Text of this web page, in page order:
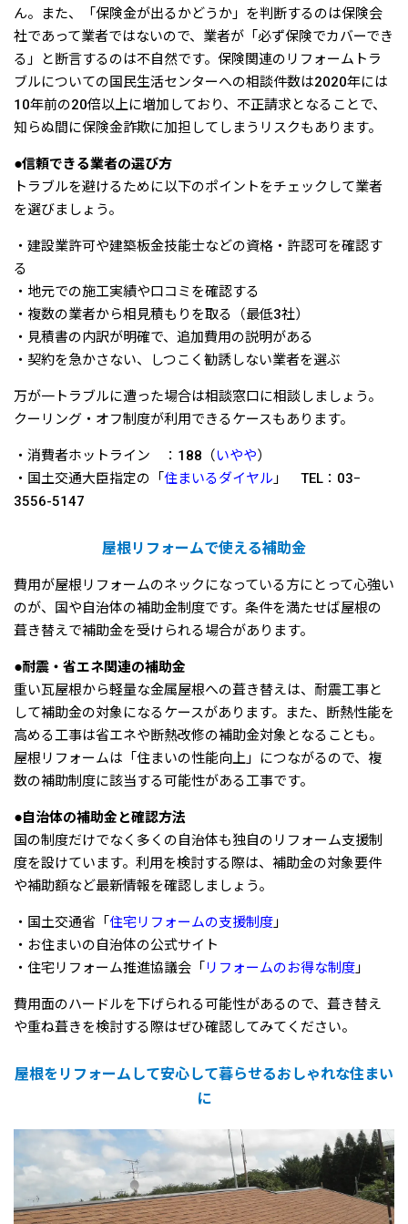
ん。また、「保険金が出るかどうか」を判断するのは保険会
社であって業者ではないので、業者が「必ず保険でカバーでき
る」と断言するのは不自然です。保険関連のリフォームトラ
ブルについての国民生活センターへの相談件数は2020年には
10年前の20倍以上に増加しており、不正請求となることで、
知らぬ間に保険金詐欺に加担してしまうリスクもあります。
●信頼できる業者の選び方
トラブルを避けるために以下のポイントをチェックして業者
を選びましょう。
・建設業許可や建築板金技能士などの資格・許認可を確認す
る
・地元での施工実績や口コミを確認する
・複数の業者から相見積もりを取る（最低3社）
・見積書の内訳が明確で、追加費用の説明がある
・契約を急かさない、しつこく勧誘しない業者を選ぶ
万が一トラブルに遭った場合は相談窓口に相談しましょう。
クーリング・オフ制度が利用できるケースもあります。
・消費者ホットライン ：188（いやや）
・国土交通大臣指定の「 住まいるダイヤル 」 TEL：03ｰ
3556-5147
屋根リフォームで使える補助金
費用が屋根リフォームのネックになっている方にとって心強い
のが、国や自治体の補助金制度です。条件を満たせば屋根の
葺き替えで補助金を受けられる場合があります。
●耐震・省エネ関連の補助金
重い瓦屋根から軽量な金属屋根への葺き替えは、耐震工事と
して補助金の対象になるケースがあります。また、断熱性能を
高める工事は省エネや断熱改修の補助金対象となることも。
屋根リフォームは「住まいの性能向上」につながるので、複
数の補助制度に該当する可能性がある工事です。
●自治体の補助金と確認方法
国の制度だけでなく多くの自治体も独自のリフォーム支援制
度を設けています。利用を検討する際は、補助金の対象要件
や補助額など最新情報を確認しましょう。
・国土交通省「 住宅リフォームの支援制度 」
・お住まいの自治体の公式サイト
・住宅リフォーム推進協議会「 リフォームのお得な制度 」
費用面のハードルを下げられる可能性があるので、葺き替え
や重ね葺きを検討する際はぜひ確認してみてください。
屋根をリフォームして安心して暮らせるおしゃれな住まい
に